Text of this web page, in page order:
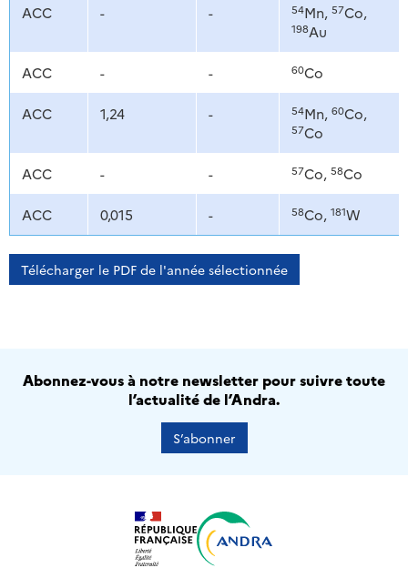
ACC - - 54Mn, 57Co,
198Au
ACC - - 60Co
ACC 1,24 - 54Mn, 60Co,
57Co
ACC - - 57Co, 58Co
ACC 0,015 - 58Co, 181W
Télécharger le PDF de l'année sélectionnée
Abonnez-vous à notre newsletter pour suivre toute
l’actualité de l’Andra.
S’abonner